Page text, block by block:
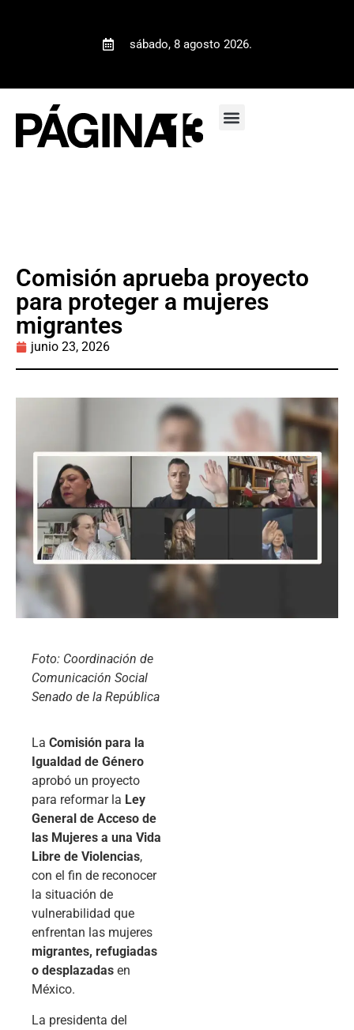
sábado, 8 agosto 2026.
Comisión aprueba proyecto
para proteger a mujeres
migrantes
junio 23, 2026
Foto: Coordinación de
Comunicación Social
Senado de la República
La Comisión para la
Igualdad de Género
aprobó un proyecto
para reformar la Ley
General de Acceso de
las Mujeres a una Vida
Libre de Violencias,
con el fin de reconocer
la situación de
vulnerabilidad que
enfrentan las mujeres
migrantes, refugiadas
o desplazadas en
México.
La presidenta del